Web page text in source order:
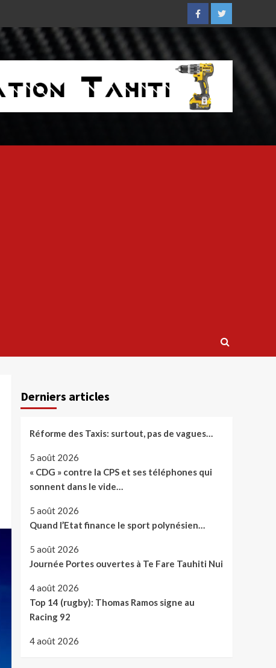
FacebookTwitter
Derniers articles
Réforme des Taxis: surtout, pas de vagues…
5 août 2026
« CDG » contre la CPS et ses téléphones qui
sonnent dans le vide…
5 août 2026
Quand l’Etat finance le sport polynésien…
5 août 2026
Journée Portes ouvertes à Te Fare Tauhiti Nui
4 août 2026
Top 14 (rugby): Thomas Ramos signe au
Racing 92
4 août 2026